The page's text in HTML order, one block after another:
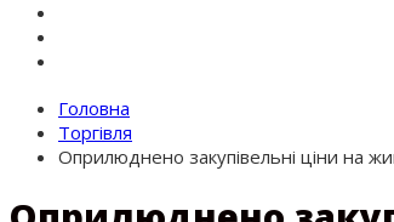
Головна
Торгівля
Оприлюднено закупівельні ціни на